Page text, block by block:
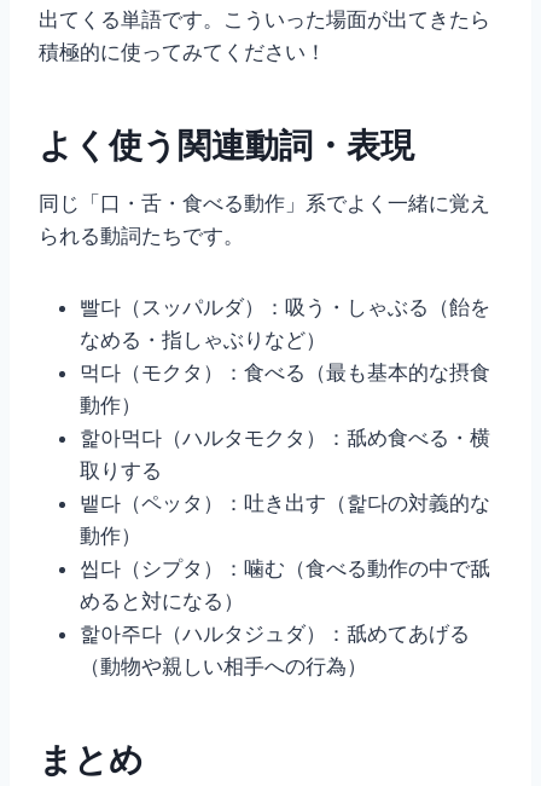
出てくる単語です。こういった場面が出てきたら
積極的に使ってみてください！
よく使う関連動詞・表現
同じ「口・舌・食べる動作」系でよく一緒に覚え
られる動詞たちです。
빨다（スッパルダ）：吸う・しゃぶる（飴を
なめる・指しゃぶりなど）
먹다（モクタ）：食べる（最も基本的な摂食
動作）
핥아먹다（ハルタモクタ）：舐め食べる・横
取りする
뱉다（ペッタ）：吐き出す（핥다の対義的な
動作）
씹다（シプタ）：噛む（食べる動作の中で舐
めると対になる）
핥아주다（ハルタジュダ）：舐めてあげる
（動物や親しい相手への行為）
まとめ